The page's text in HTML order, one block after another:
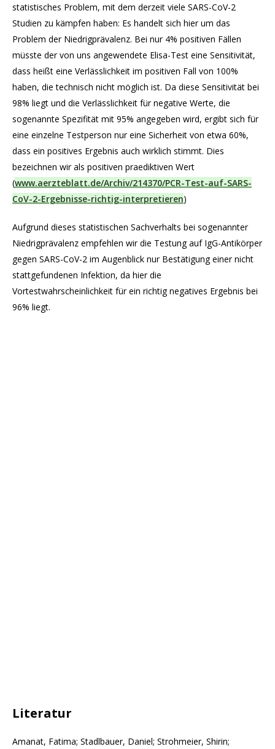
statistisches Problem, mit dem derzeit viele SARS-CoV-2
Studien zu kämpfen haben: Es handelt sich hier um das
Problem der Niedrigprävalenz. Bei nur 4% positiven Fällen
müsste der von uns angewendete Elisa-Test eine Sensitivität,
dass heißt eine Verlässlichkeit im positiven Fall von 100%
haben, die technisch nicht möglich ist. Da diese Sensitivität bei
98% liegt und die Verlässlichkeit für negative Werte, die
sogenannte Spezifität mit 95% angegeben wird, ergibt sich für
eine einzelne Testperson nur eine Sicherheit von etwa 60%,
dass ein positives Ergebnis auch wirklich stimmt. Dies
bezeichnen wir als positiven praediktiven Wert
(www.aerzteblatt.de/Archiv/214370/PCR-Test-auf-SARS-
CoV-2-Ergebnisse-richtig-interpretieren)
Aufgrund dieses statistischen Sachverhalts bei sogenannter
Niedrigprävalenz empfehlen wir die Testung auf IgG-Antikörper
gegen SARS-CoV-2 im Augenblick nur Bestätigung einer nicht
stattgefundenen Infektion, da hier die
Vortestwahrscheinlichkeit für ein richtig negatives Ergebnis bei
96% liegt.
Literatur
Amanat, Fatima; Stadlbauer, Daniel; Strohmeier, Shirin;